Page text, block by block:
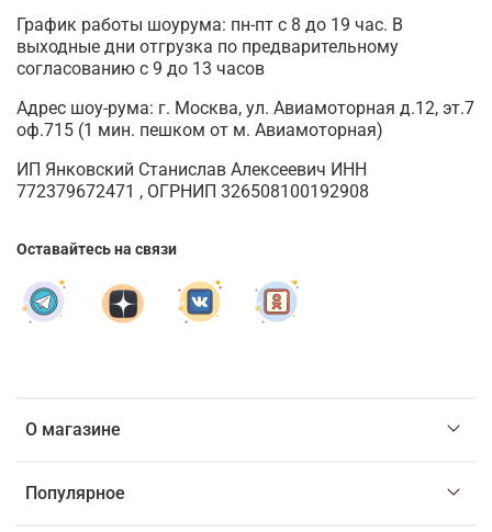
О магазине
Популярное
График работы шоурума: пн-пт с 8 до 19 час. В
выходные дни отгрузка по предварительному
согласованию с 9 до 13 часов
Адрес шоу-рума: г. Москва, ул. Авиамоторная д.12, эт.7
оф.715 (1 мин. пешком от м. Авиамоторная)
ИП Янковский Станислав Алексеевич ИНН
772379672471 , ОГРНИП 326508100192908
Оставайтесь на связи